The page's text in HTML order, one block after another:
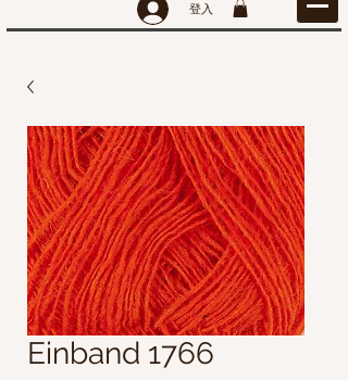
登入
Einband 1766